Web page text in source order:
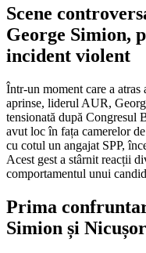
Scene
George Simion,
incident violent
Într-un moment care a
aprinse, liderul AUR,
tensionată după Congresul
avut loc în fața camerelor
cu cotul un angajat SPP,
Acest gest a stârnit reacții
comportamentul unui
Prima
Simion și